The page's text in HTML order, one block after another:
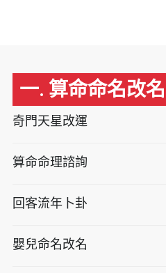
一. 算命命名改名
奇門天星改運
算命命理諮詢
回客流年卜卦
嬰兒命名改名